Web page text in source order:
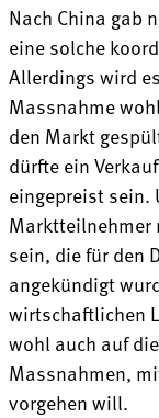
Nach China gab
eine solche
Allerdings wird
Massnahme
den Markt
dürfte ein
eingepreist sein.
Marktteilnehmer
sein, die für den
angekündigt
wirtschaftlichen
wohl auch auf
Massnahmen,
vorgehen will.